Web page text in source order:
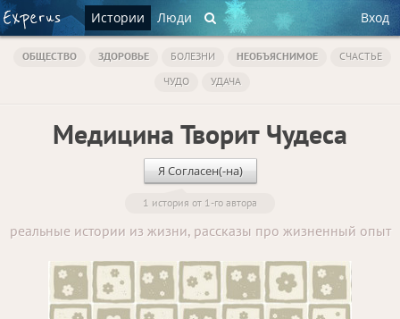
Истории Люди Вход
ОБЩЕСТВО ЗДОРОВЬЕ БОЛЕЗНИ НЕОБЪЯСНИМОЕ
СЧАСТЬЕ
ЧУДО
УДАЧА
Медицина Творит Чудеса
Я Согласен(-на)
1 история от 1-го автора
реальные истории из жизни, рассказы про жизненный опыт